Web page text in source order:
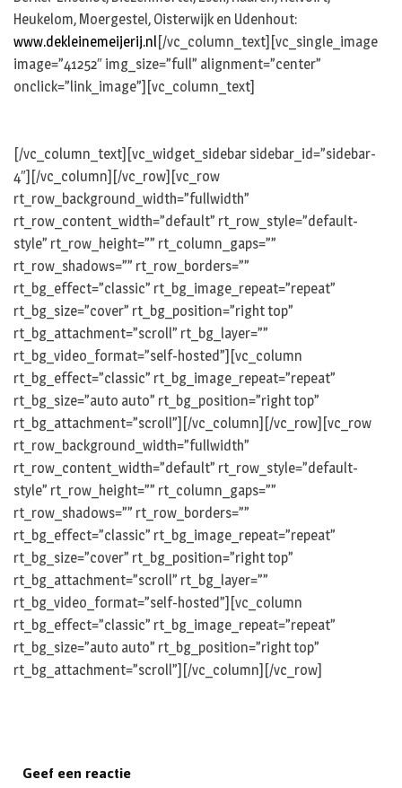
Heukelom, Moergestel, Oisterwijk en Udenhout:
www.dekleinemeijerij.nl [/vc_column_text][vc_single_image
image=”41252″ img_size=”full” alignment=”center”
onclick=”link_image”][vc_column_text]
[/vc_column_text][vc_widget_sidebar sidebar_id=”sidebar-
4″][/vc_column][/vc_row][vc_row
rt_row_background_width=”fullwidth”
rt_row_content_width=”default” rt_row_style=”default-
style” rt_row_height=”” rt_column_gaps=””
rt_row_shadows=”” rt_row_borders=””
rt_bg_effect=”classic” rt_bg_image_repeat=”repeat”
rt_bg_size=”cover” rt_bg_position=”right top”
rt_bg_attachment=”scroll” rt_bg_layer=””
rt_bg_video_format=”self-hosted”][vc_column
rt_bg_effect=”classic” rt_bg_image_repeat=”repeat”
rt_bg_size=”auto auto” rt_bg_position=”right top”
rt_bg_attachment=”scroll”][/vc_column][/vc_row][vc_row
rt_row_background_width=”fullwidth”
rt_row_content_width=”default” rt_row_style=”default-
style” rt_row_height=”” rt_column_gaps=””
rt_row_shadows=”” rt_row_borders=””
rt_bg_effect=”classic” rt_bg_image_repeat=”repeat”
rt_bg_size=”cover” rt_bg_position=”right top”
rt_bg_attachment=”scroll” rt_bg_layer=””
rt_bg_video_format=”self-hosted”][vc_column
rt_bg_effect=”classic” rt_bg_image_repeat=”repeat”
rt_bg_size=”auto auto” rt_bg_position=”right top”
rt_bg_attachment=”scroll”][/vc_column][/vc_row]
Geef een reactie